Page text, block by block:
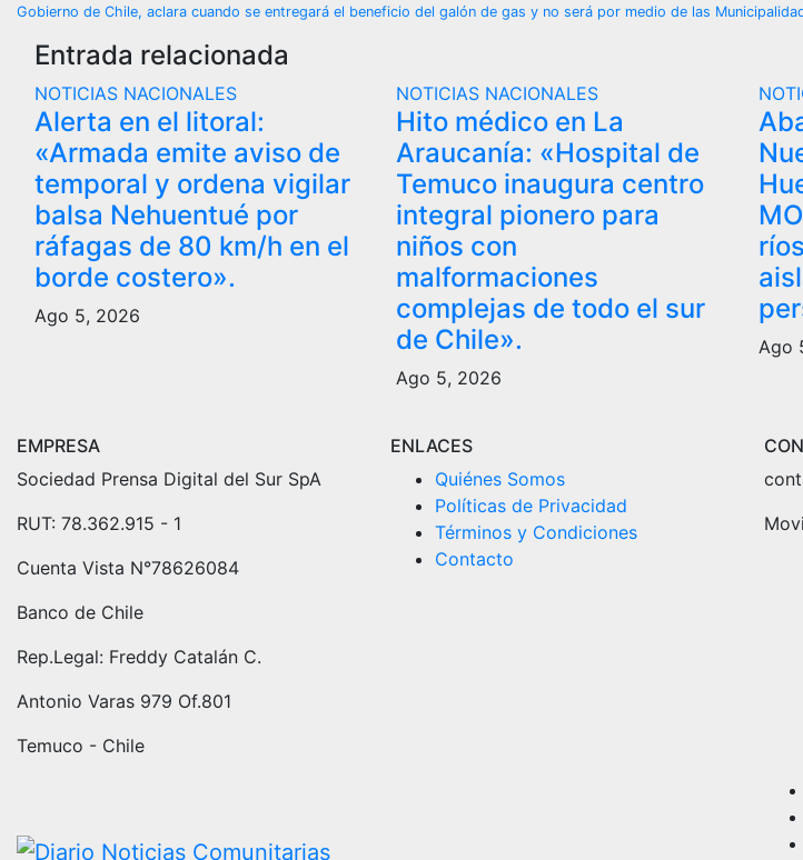
Gobierno de Chile, aclara cuando se entregará el beneficio del galón de gas y no será por medio de las
Entrada relacionada
NOTICIAS NACIONALES
Alerta en el litoral:
«Armada emite aviso de
temporal y ordena vigilar
balsa Nehuentué por
ráfagas de 80 km/h en el
borde costero».
Ago 5, 2026
NOTICIAS NACIONALES
Hito médico en La
Araucanía: «Hospital de
Temuco inaugura centro
integral pionero para
niños con
malformaciones
complejas de todo el sur
de Chile».
Ago 5, 2026
Ago
EMPRESA
Sociedad Prensa Digital del Sur SpA
RUT: 78.362.915 - 1
Cuenta Vista N°78626084
Banco de Chile
Rep.Legal: Freddy Catalán C.
Antonio Varas 979 Of.801
Temuco - Chile
ENLACES
Quiénes Somos
Políticas de Privacidad
Términos y Condiciones
Contacto